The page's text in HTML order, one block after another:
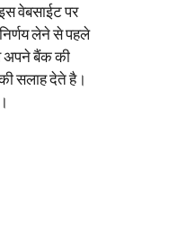
वेबसाईट पर
लेने से पहले
अपने बैंक की
सलाह देते है।